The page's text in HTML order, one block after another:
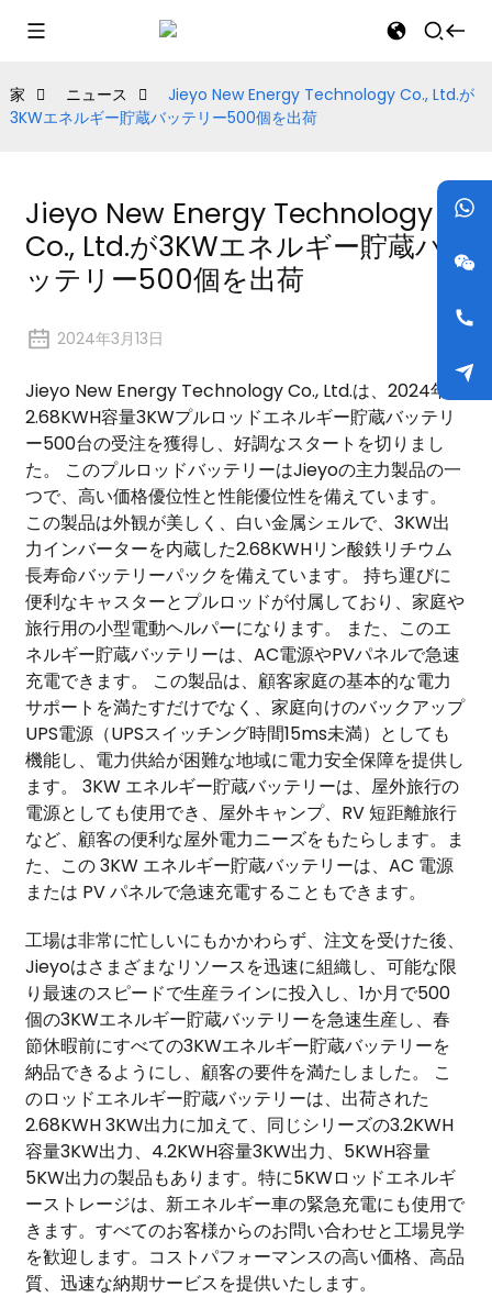
家 ニュース
Jieyo New Energy Technology Co., Ltd.が
3KWエネルギー貯蔵バッテリー500個を出荷
Jieyo New Energy Technology
Co., Ltd.が3KWエネルギー貯蔵バ
ッテリー500個を出荷
2024年3月13日
Jieyo New Energy Technology Co., Ltd.は、2024年に
2.68KWH容量3KWプルロッドエネルギー貯蔵バッテリ
ー500台の受注を獲得し、好調なスタートを切りまし
た。 このプルロッドバッテリーはJieyoの主力製品の一
つで、高い価格優位性と性能優位性を備えています。
この製品は外観が美しく、白い金属シェルで、3KW出
力インバーターを内蔵した2.68KWHリン酸鉄リチウム
長寿命バッテリーパックを備えています。 持ち運びに
便利なキャスターとプルロッドが付属しており、家庭や
旅行用の小型電動ヘルパーになります。 また、このエ
ネルギー貯蔵バッテリーは、AC電源やPVパネルで急速
充電できます。 この製品は、顧客家庭の基本的な電力
サポートを満たすだけでなく、家庭向けのバックアップ
UPS電源（UPSスイッチング時間15ms未満）としても
機能し、電力供給が困難な地域に電力安全保障を提供し
ます。 3KW エネルギー貯蔵バッテリーは、屋外旅行の
電源としても使用でき、屋外キャンプ、RV 短距離旅行
など、顧客の便利な屋外電力ニーズをもたらします。ま
た、この 3KW エネルギー貯蔵バッテリーは、AC 電源
または PV パネルで急速充電することもできます。
工場は非常に忙しいにもかかわらず、注文を受けた後、
Jieyoはさまざまなリソースを迅速に組織し、可能な限
り最速のスピードで生産ラインに投入し、1か月で500
個の3KWエネルギー貯蔵バッテリーを急速生産し、春
節休暇前にすべての3KWエネルギー貯蔵バッテリーを
納品できるようにし、顧客の要件を満たしました。 こ
のロッドエネルギー貯蔵バッテリーは、出荷された
2.68KWH 3KW出力に加えて、同じシリーズの3.2KWH
容量3KW出力、4.2KWH容量3KW出力、5KWH容量
5KW出力の製品もあります。特に5KWロッドエネルギ
ーストレージは、新エネルギー車の緊急充電にも使用で
きます。すべてのお客様からのお問い合わせと工場見学
を歓迎します。コストパフォーマンスの高い価格、高品
質、迅速な納期サービスを提供いたします。